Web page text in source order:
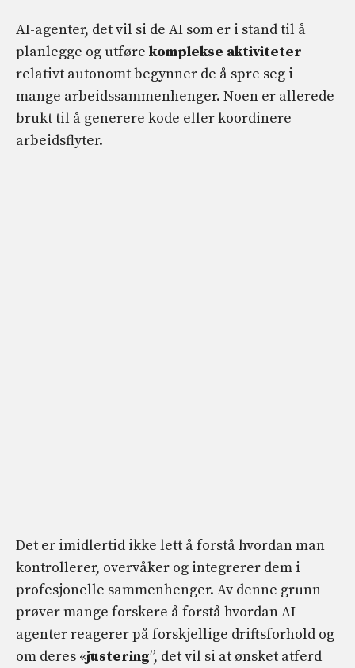
AI-agenter, det vil si de AI som er i stand til å
planlegge og utføre komplekse aktiviteter
relativt autonomt begynner de å spre seg i
mange arbeidssammenhenger. Noen er allerede
brukt til å generere kode eller koordinere
arbeidsflyter.
Det er imidlertid ikke lett å forstå hvordan man
kontrollerer, overvåker og integrerer dem i
profesjonelle sammenhenger. Av denne grunn
prøver mange forskere å forstå hvordan AI-
agenter reagerer på forskjellige driftsforhold og
om deres «justering”, det vil si at ønsket atferd